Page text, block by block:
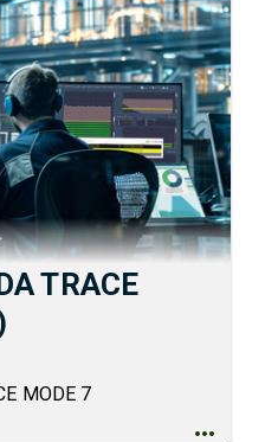
TRACE
MODE 7